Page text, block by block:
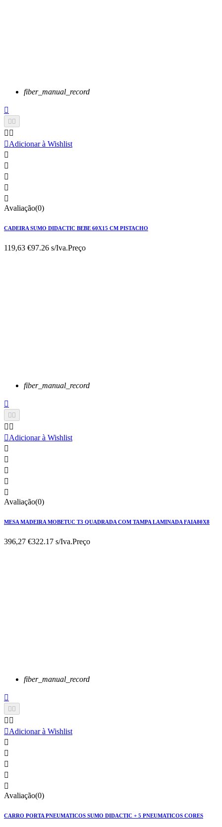
fiber_manual_record

 
 
Adicionar à Wishlist





Avaliação(0)
CADEIRA SUMO DIDACTIC BEBE 60X15 CM PISTACHO
119,63 €97.26 s/Iva.Preço
fiber_manual_record

 
 
Adicionar à Wishlist





Avaliação(0)
MESA MADEIRA MOBETUC T3 QUADRADA COM TAMPA LAMINADA FAIA80X8
396,27 €322.17 s/Iva.Preço
fiber_manual_record

 
 
Adicionar à Wishlist





Avaliação(0)
CARRO PORTA PNEUMATICOS SUMO DIDACTIC + 5 PNEUMATICOS CORES